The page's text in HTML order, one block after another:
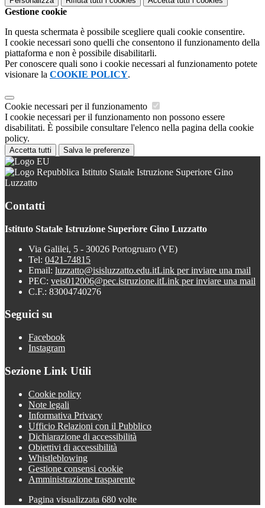
Gestione cookie
In questa schermata è possibile scegliere quali cookie consentire.
I cookie necessari sono quelli che consentono il funzionamento della
piattaforma e non è possibile disabilitarli.
Per conoscere quali sono i cookie necessari al funzionamento potete
visionare la COOKIE POLICY.
Cookie necessari per il funzionamento
I cookie necessari per il funzionamento non possono essere
disabilitati. È possibile consultare l'elenco nella pagina della cookie
policy.
Accetta tutti Salva le preferenze
Istituto Statale Istruzione Superiore Gino
Luzzatto
Contatti
Istituto Statale Istruzione Superiore Gino Luzzatto
Via Galilei, 5 - 30026 Portogruaro (VE)
Tel: 0421-74815
Email: luzzatto@isisluzzatto.edu.itLink per inviare una mail
PEC: veis012006@pec.istruzione.itLink per inviare una mail
C.F.: 83004740276
Seguici su
Facebook
Instagram
Sezione Link Utili
Cookie policy
Note legali
Informativa Privacy
Ufficio Relazioni con il Pubblico
Dichiarazione di accessibilità
Obiettivi di accessibilità
Whistleblowing
Gestione consensi cookie
Amministrazione trasparente
Pagina visualizzata 680 volte